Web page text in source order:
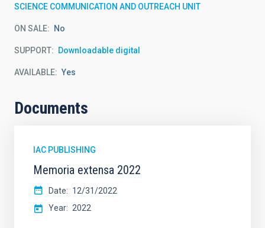
SCIENCE COMMUNICATION AND OUTREACH UNIT
ON SALE No
SUPPORT Downloadable digital
AVAILABLE Yes
Documents
IAC PUBLISHING
Memoria extensa 2022
Date
12/31/2022
Year
2022